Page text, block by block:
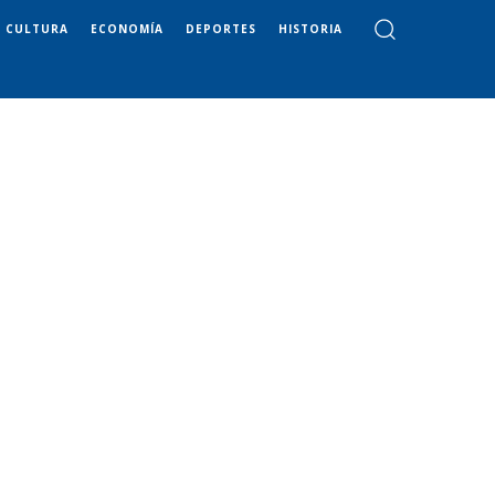
CULTURA ECONOMÍA DEPORTES HISTORIA